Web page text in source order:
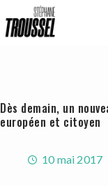
au
Dès demain, un
européen et citoyen
10 mai 2017